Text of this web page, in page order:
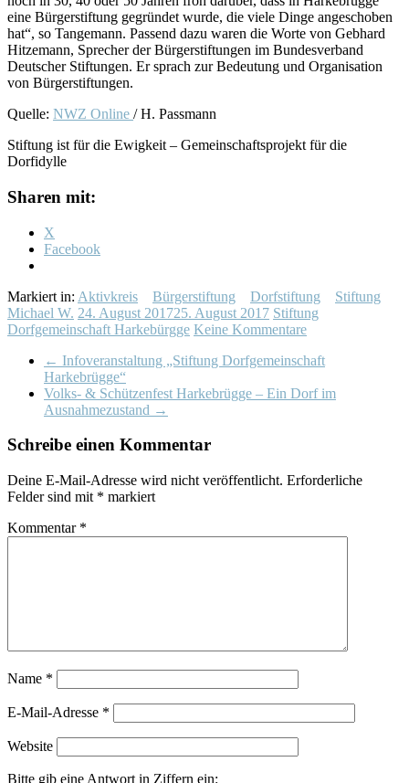
eine Bürgerstiftung gegründet wurde, die viele Dinge angeschoben
hat“, so Tangemann. Passend dazu waren die Worte von Gebhard
Hitzemann, Sprecher der Bürgerstiftungen im Bundesverband
Deutscher Stiftungen. Er sprach zur Bedeutung und Organisation
von Bürgerstiftungen.
Quelle: NWZ Online / H. Passmann
Stiftung ist für die Ewigkeit – Gemeinschaftsprojekt für die
Dorfidylle
Sharen mit:
X
Facebook
Markiert in: Aktivkreis Bürgerstiftung Dorfstiftung
Stiftung
Michael W. 24. August 201725. August 2017 Stiftung
Dorfgemeinschaft Harkebürgge Keine Kommentare
← Infoveranstaltung „Stiftung Dorfgemeinschaft
Harkebrügge“
Volks- & Schützenfest Harkebrügge – Ein Dorf im
Ausnahmezustand →
Schreibe einen Kommentar
Deine E-Mail-Adresse wird nicht veröffentlicht. Erforderliche
Felder sind mit * markiert
Kommentar *
Name *
E-Mail-Adresse *
Website
Bitte gib eine Antwort in Ziffern ein: